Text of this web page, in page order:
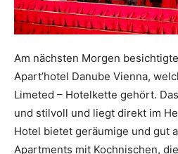
Am nächsten Morgen
Apart’hotel Danube Vienna,
Limeted – Hotelkette gehört.
und stilvoll und liegt direkt im
Hotel bietet geräumige und gut
Apartments mit Kochnischen,